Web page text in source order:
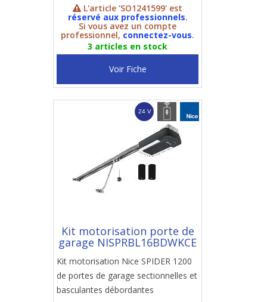
L'article 'SO1241599' est
réservé aux professionnels.
Si vous avez un compte
professionnel, connectez-vous.
3 articles en stock
Voir Fiche
Kit motorisation porte de
garage NISPRBL16BDWKCE
Kit motorisation Nice SPIDER 1200
de portes de garage sectionnelles et
basculantes débordantes